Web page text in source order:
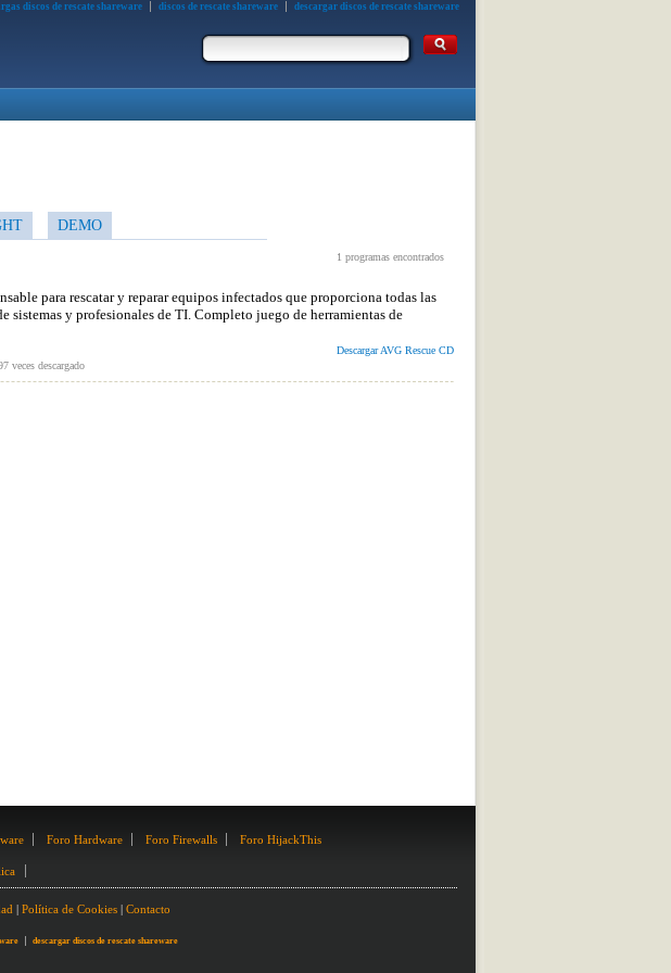
discos de rescate shareware discos de rescate shareware descargar discos de rescate shareware
DEMO
1 programas encontrados
para rescatar y reparar equipos infectados que proporciona todas las
sistemas y profesionales de TI. Completo juego de herramientas de
Descargar AVG Rescue CD
veces descargado
Foro Hardware Foro Firewalls Foro HijackThis
| Política de Cookies| Contacto
descargar discos de rescate shareware